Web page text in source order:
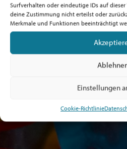
Surfverhalten oder eindeutige IDs auf
deine Zustimmung nicht erteilst oder
Merkmale und Funktionen beeinträchtigt
Einstellungen
Cookie-Richtlinie